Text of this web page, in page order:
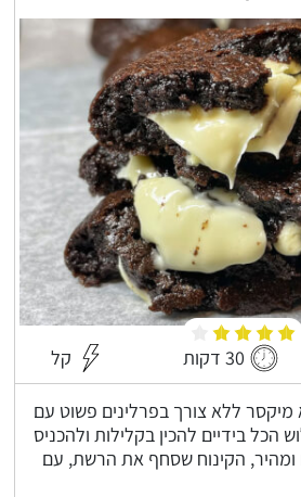
30 דקות קל
ללא צורך בפרלינים פשוט עם
הכל בידיים להכין בקלילות ולהכניס
ומהיר, הקינוח שסחף את הרשת, עם